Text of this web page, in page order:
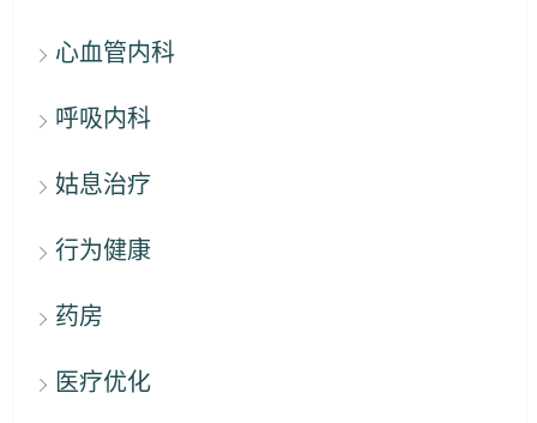
心血管内科
呼吸内科
姑息治疗
行为健康
药房
医疗优化